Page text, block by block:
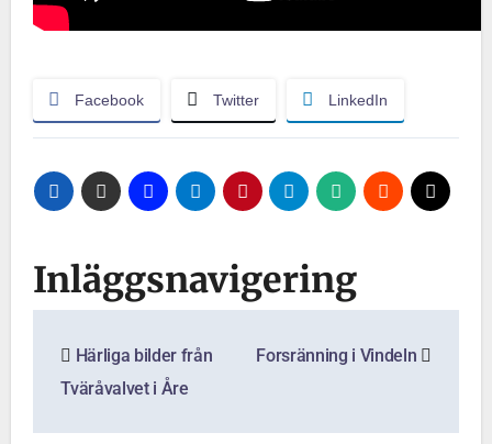
Facebook Twitter LinkedIn
Inläggsnavigering
Härliga bilder från
Tväråvalvet i Åre
Forsränning i Vindeln